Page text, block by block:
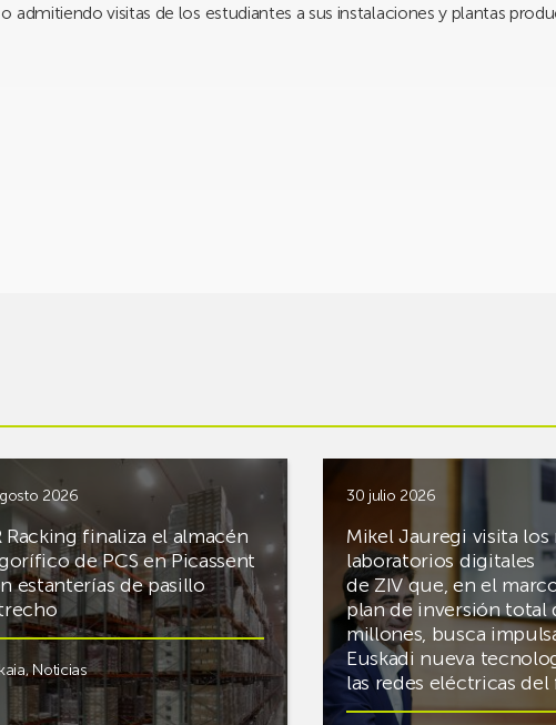
admitiendo visitas de los estudiantes a sus instalaciones y plantas
2026
Racking finaliza el almacén
de PCS en Picassent
estanterías de pasillo
,Noticias
30 julio 2026
Mikel Jauregi visita los
laboratorios digitales
de ZIV que, en el
plan de inversión total
millones, busca
Euskadi nueva
las redes eléctricas